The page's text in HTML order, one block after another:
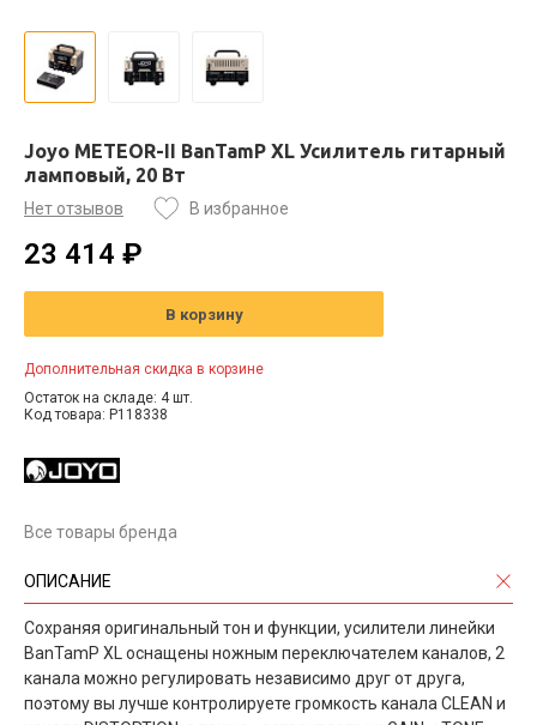
Joyo METEOR-II BanTamP XL Усилитель гитарный
ламповый, 20 Вт
Нет отзывов В избранное
23 414 ₽
В корзину
Дополнительная скидка в корзине
Остаток на складе: 4 шт.
Код товара: P118338
Все товары бренда
ОПИСАНИЕ
Сохраняя оригинальный тон и функции, усилители линейки
BanTamP XL оснащены ножным переключателем каналов, 2
канала можно регулировать независимо друг от друга,
поэтому вы лучше контролируете громкость канала CLEAN и